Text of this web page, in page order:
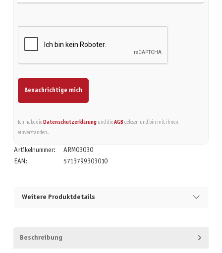
Benachrichtige mich
Ich habe die Datenschutzerklärungund die AGBgelesen und bin mit ihnen
einverstanden.
Artikelnummer:
ARM03030
EAN:
5713799303010
Weitere Produktdetails
Beschreibung